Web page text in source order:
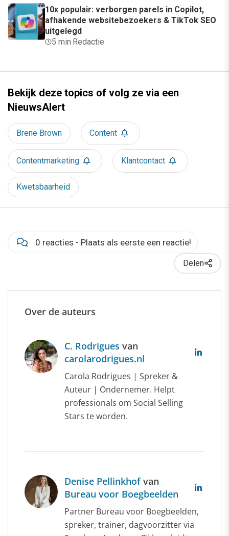
10x populair: verborgen parels in Copilot,
afhakende websitebezoekers & TikTok SEO
uitgelegd
5 min·Redactie
Bekijk deze topics of volg ze via een
NieuwsAlert
Brene Brown Content
Contentmarketing Klantcontact
Kwetsbaarheid
0 reacties - Plaats als eerste een reactie!
Delen
Over de auteurs
C. Rodrigues van
carolarodrigues.nl
Carola Rodrigues | Spreker &
Auteur | Ondernemer. Helpt
professionals om Social Selling
Stars te worden.
Denise Pellinkhofvan
Bureau voor Boegbeelden
Partner Bureau voor Boegbeelden,
spreker, trainer, dagvoorzitter via